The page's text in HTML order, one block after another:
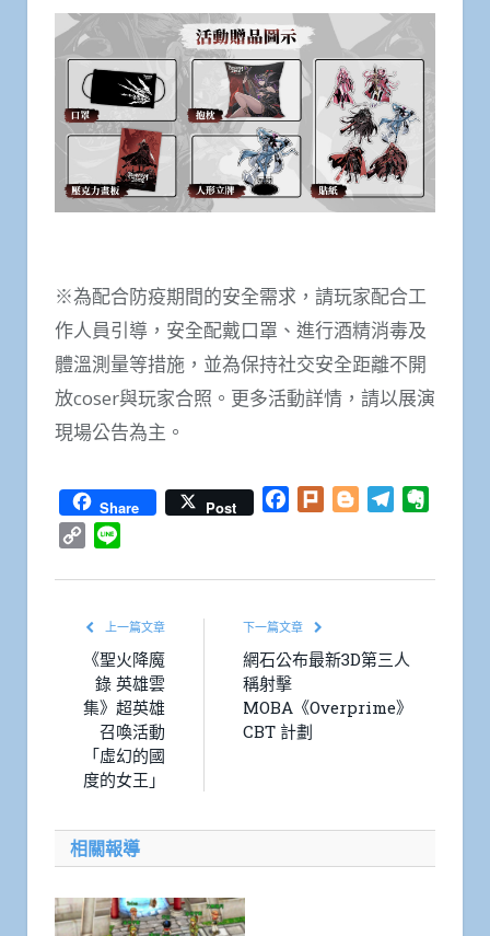
※為配合防疫期間的安全需求，請玩家配合工
作人員引導，安全配戴口罩、進行酒精消毒及
體溫測量等措施，並為保持社交安全距離不開
放coser與玩家合照。更多活動詳情，請以展演
現場公告為主。
Share Post Facebook
Plurk BloggerTelegram
Copy
上一篇文章
《聖火降魔
錄 英雄雲
集》超英雄
召喚活動
「虛幻的國
度的女王」
下一篇文章
網石公布最新3D第三人
稱射擊
MOBA《Overprime》
CBT 計劃
相關報導